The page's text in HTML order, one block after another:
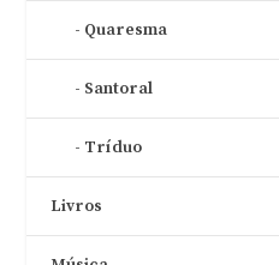
Quaresma
Santoral
Tríduo
Livros